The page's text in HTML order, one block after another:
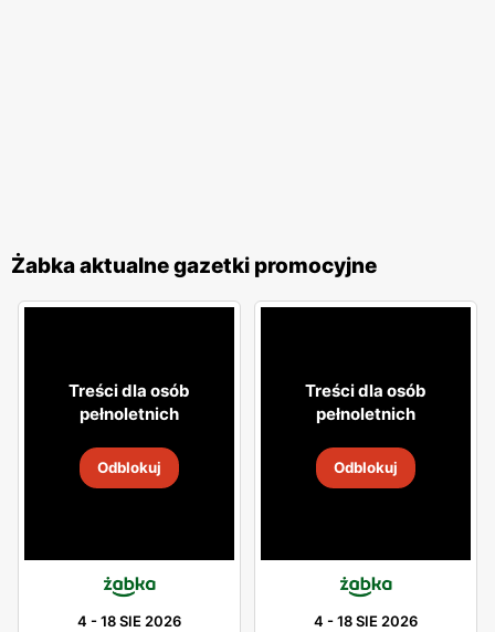
Żabka aktualne gazetki promocyjne
Treści dla osób
pełnoletnich
Odblokuj
4 -18 SIE 2026
Treści dla osób
pełnoletnich
Odblokuj
4 -18 SIE 2026